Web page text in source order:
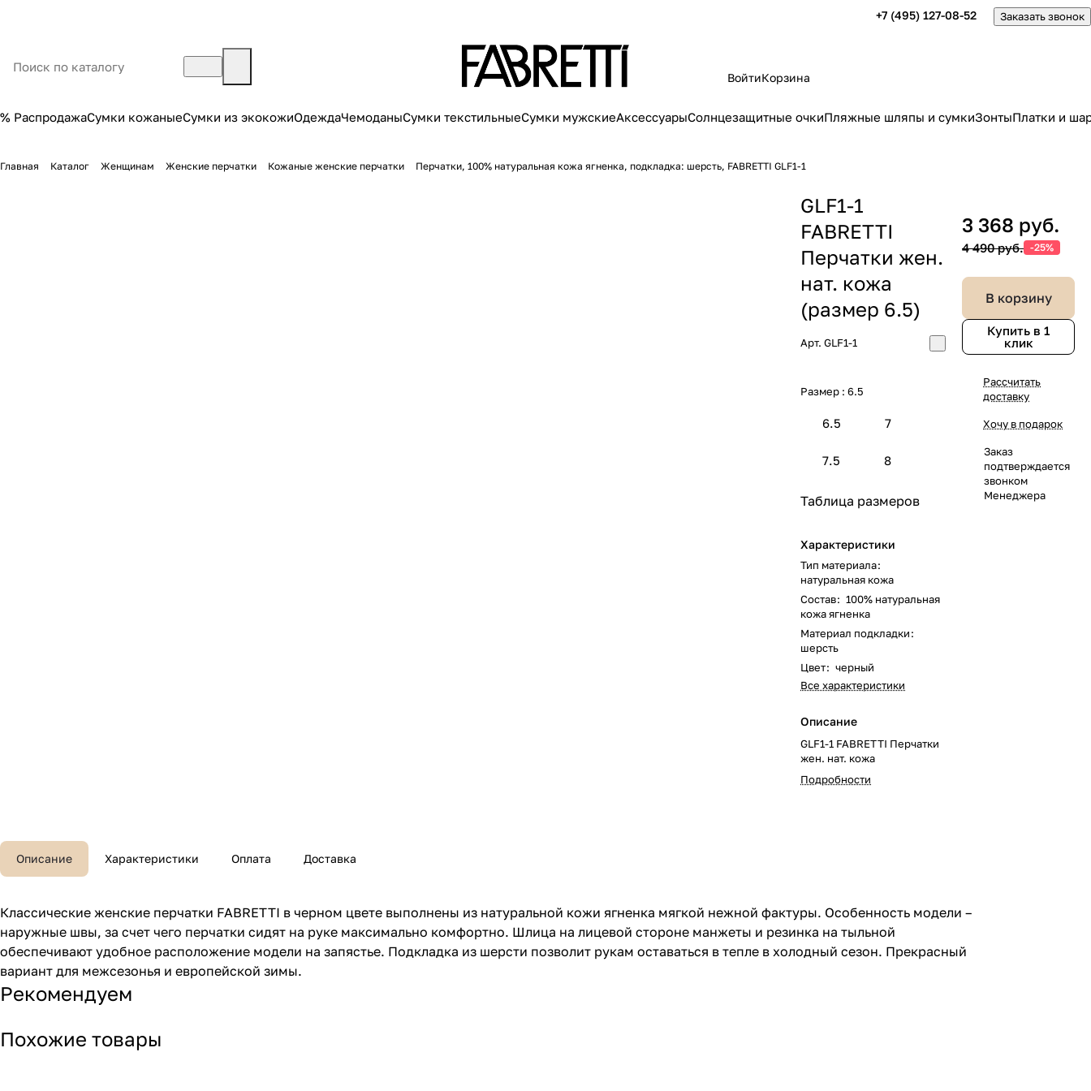
+7 (495) 127-08-52 Заказать звонок
ВойтиКорзина
% РаспродажаСумки кожаныеСумки из экокожиОдеждаЧемоданыСумки текстильныеСумки мужскиеАксессуарыСолнцезащитные очкиПляжные шляпы и сумкиЗонтыПлатки и
Главная Каталог Женщинам Женские перчатки Кожаные женские перчатки Перчатки, 100% натуральная кожа ягненка, подкладка: шерсть, FABRETTI GLF1-1
GLF1-1
FABRETTI
Перчатки жен.
нат. кожа
(размер 6.5)
Арт. GLF1-1
Размер : 6.5
6.5 7
7.5 8
Таблица размеров
Характеристики
Тип материала:
натуральная кожа
Состав: 100% натуральная
кожа ягненка
Материал подкладки:
шерсть
Цвет: черный
Все характеристики
Описание
GLF1-1 FABRETTI Перчатки
жен. нат. кожа
Подробности
3 368 руб.
4 490 руб. -25%
В корзину
Купить в 1
клик
Рассчитать
доставку
Хочу в подарок
Заказ
подтверждается
звонком
Менеджера
Описание Характеристики Оплата Доставка
Классические женские перчатки FABRETTI в черном цвете выполнены из натуральной кожи ягненка мягкой нежной фактуры. Особенность модели –
наружные швы, за счет чего перчатки сидят на руке максимально комфортно. Шлица на лицевой стороне манжеты и резинка на тыльной
обеспечивают удобное расположение модели на запястье. Подкладка из шерсти позволит рукам оставаться в тепле в холодный сезон. Прекрасный
вариант для межсезонья и европейской зимы.
Рекомендуем
Похожие товары